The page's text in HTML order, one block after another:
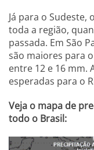
Já para o Sudeste,
toda a região,
passada. Em São
são maiores para
entre 12 e 16 mm.
esperadas para o
Veja o mapa de
todo o Brasil: